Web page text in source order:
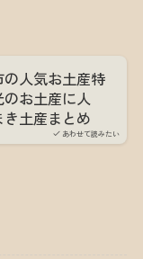
あわせて読みたい
の人気お土産特
お土産に人
土産まとめ